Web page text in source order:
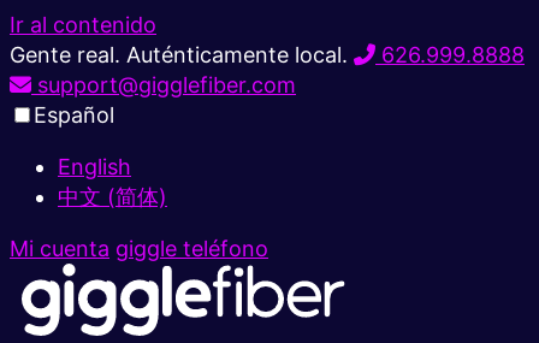
Ir al contenido
Gente real. Auténticamente local.
626.999.8888
support@gigglefiber.com
Español
English
中文 (简体)
Mi cuenta giggle teléfono